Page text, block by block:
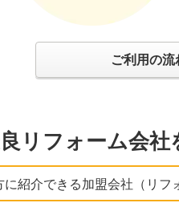
ご利用の流
リフォーム会社
紹介できる加盟会社（リフ